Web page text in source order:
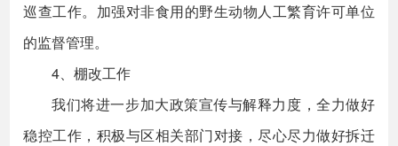
巡查工作。加强对非食用的野生动物人工繁育许可单位
的监督管理。
4、棚改工作
我们将进一步加大政策宣传与解释力度，全力做好
稳控工作，积极与区相关部门对接，尽心尽力做好拆迁